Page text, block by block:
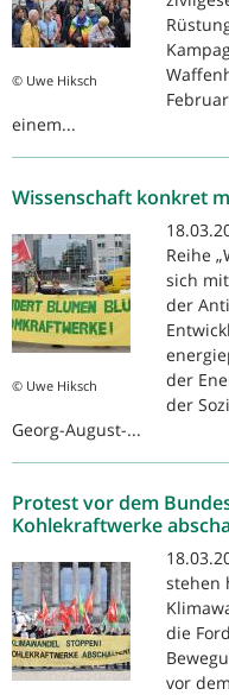
© Uwe Hiksch
einem...
Wissenschaft konkret
© Uwe Hiksch
Reihe
sich
der
der
der
Georg-August-...
Protest vor dem
Kohlekraftwerke
stehen
die
vor